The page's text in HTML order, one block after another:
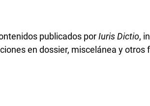
publicados porIuris Dictio,
en dossier, miscelánea y otros